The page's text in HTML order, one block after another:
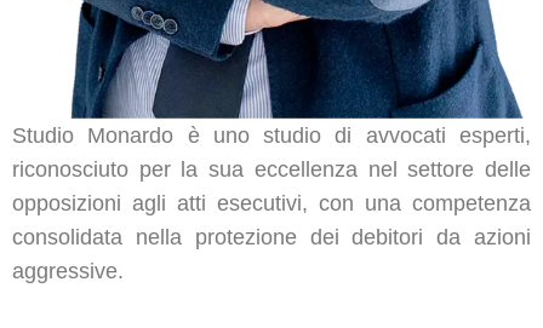
Studio Monardo è uno studio di avvocati esperti,
riconosciuto per la sua eccellenza nel settore delle
opposizioni agli atti esecutivi, con una competenza
consolidata nella protezione dei debitori da azioni
aggressive.